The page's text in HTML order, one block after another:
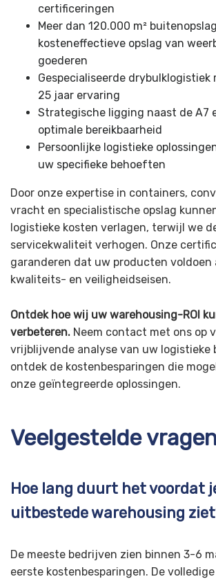
certificeringen
Meer dan 120.000 m²
kosteneffectieve opslag van
goederen
Gespecialiseerde drybulklogistiek
25 jaar ervaring
Strategische ligging naast de A7
optimale bereikbaarheid
Persoonlijke logistieke
uw specifieke behoeften
Door onze expertise in containers,
vracht en specialistische opslag
logistieke kosten verlagen, terwijl we
servicekwaliteit verhogen. Onze
garanderen dat uw producten voldoen
kwaliteits- en veiligheidseisen.
Ontdek hoe wij uw warehousing-ROI
verbeteren. Neem contact met ons op
vrijblijvende analyse van uw logistieke
ontdek de kostenbesparingen die
onze geïntegreerde oplossingen.
Veelgestelde
Hoe lang duurt het voordat
uitbestede warehousing
De meeste bedrijven zien binnen 3-6
eerste kostenbesparingen. De